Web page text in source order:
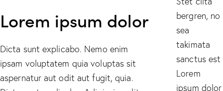
Lorem ipsum dolor
Dicta sunt explicabo. Nemo enim
ipsam voluptatem quia voluptas sit
aspernatur aut odit aut fugit, quia.
bergren, no
sea
takimata
sanctus est
Lorem
ipsum dolor